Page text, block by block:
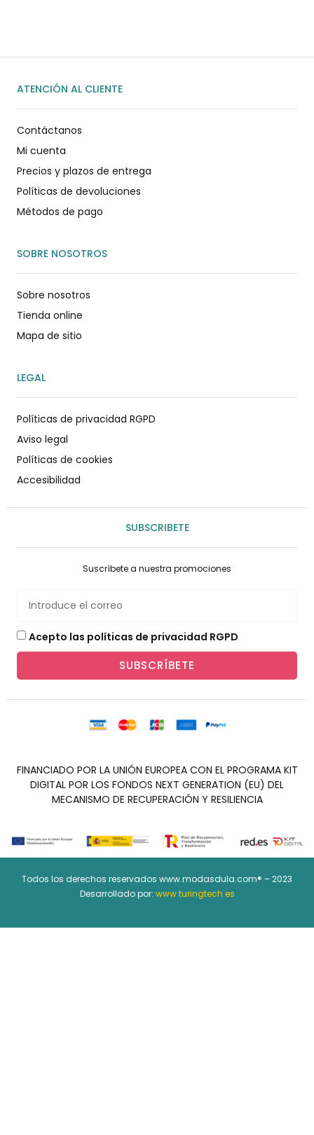
ATENCIÓN AL CLIENTE
Contáctanos
Mi cuenta
Precios y plazos de entrega
Políticas de devoluciones
Métodos de pago
SOBRE NOSOTROS
Sobre nosotros
Tienda online
Mapa de sitio
LEGAL
Políticas de privacidad RGPD
Aviso legal
Políticas de cookies
Accesibilidad
SUBSCRIBETE
Suscríbete a nuestra promociones
Acepto las políticas de privacidad RGPD
SUBSCRÍBETE
FINANCIADO POR LA UNIÓN EUROPEA CON EL PROGRAMA KIT
DIGITAL POR LOS FONDOS NEXT GENERATION (EU) DEL
MECANISMO DE RECUPERACIÓN Y RESILIENCIA
Todos los derechos reservados www.modasdula.com® – 2023
Desarrollado por: www.turingtech.es